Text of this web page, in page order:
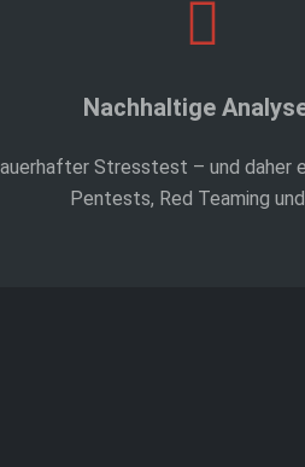
Nachhaltige
Stresstest – und daher
Pentests, Red Teaming und